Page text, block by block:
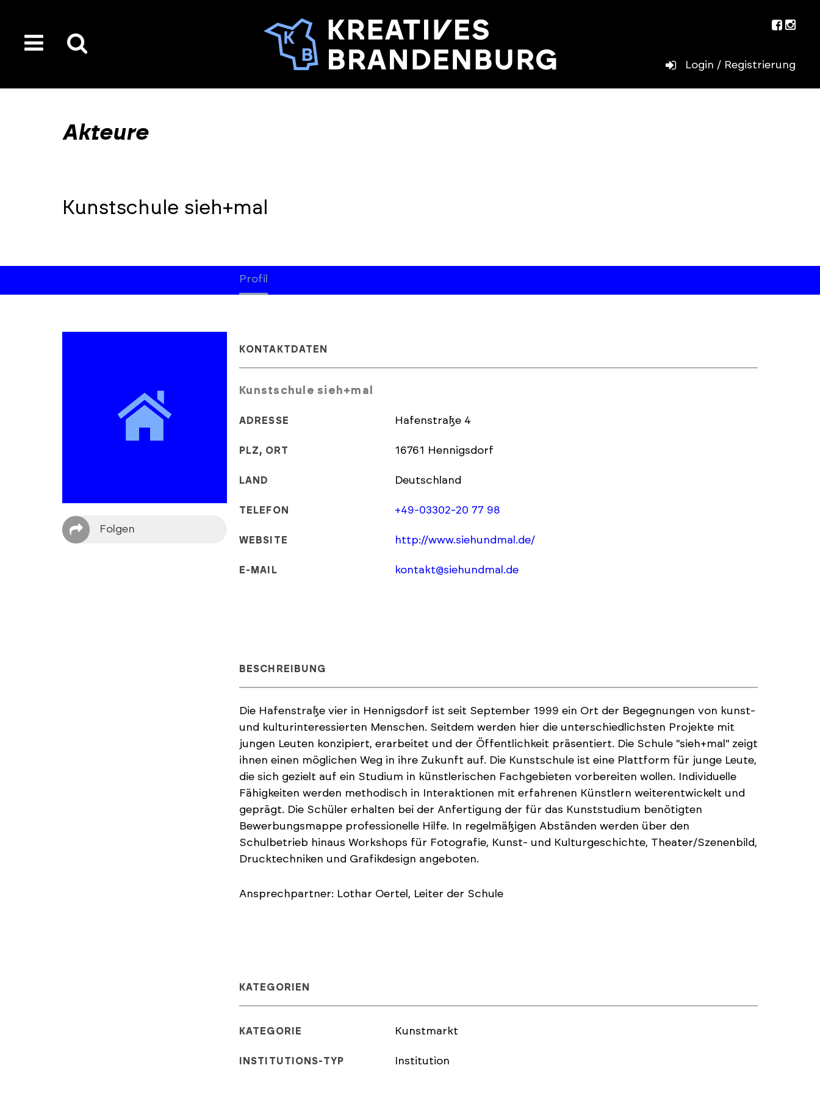
toggle
der
Seite
Login / Registrierung
Akteure
Kunstschule sieh+mal
Profil
Folgen
KONTAKTDATEN
Kunstschule sieh+mal
ADRESSE Hafenstraße 4
PLZ, ORT 16761 Hennigsdorf
LAND Deutschland
TELEFON +49-03302-20 77 98
WEBSITE http://www.siehundmal.de/
E-MAIL kontakt@siehundmal.de
BESCHREIBUNG
Die Hafenstraße vier in Hennigsdorf ist seit September 1999 ein Ort der Begegnungen von kunst-
und kulturinteressierten Menschen. Seitdem werden hier die unterschiedlichsten Projekte mit
jungen Leuten konzipiert, erarbeitet und der Öffentlichkeit präsentiert. Die Schule "sieh+mal" zeigt
ihnen einen möglichen Weg in ihre Zukunft auf. Die Kunstschule ist eine Plattform für junge Leute,
die sich gezielt auf ein Studium in künstlerischen Fachgebieten vorbereiten wollen. Individuelle
Fähigkeiten werden methodisch in Interaktionen mit erfahrenen Künstlern weiterentwickelt und
geprägt. Die Schüler erhalten bei der Anfertigung der für das Kunststudium benötigten
Bewerbungsmappe professionelle Hilfe. In regelmäßigen Abständen werden über den
Schulbetrieb hinaus Workshops für Fotografie, Kunst- und Kulturgeschichte, Theater/Szenenbild,
Drucktechniken und Grafikdesign angeboten.
Ansprechpartner: Lothar Oertel, Leiter der Schule
KATEGORIEN
KATEGORIE Kunstmarkt
INSTITUTIONS-TYP Institution